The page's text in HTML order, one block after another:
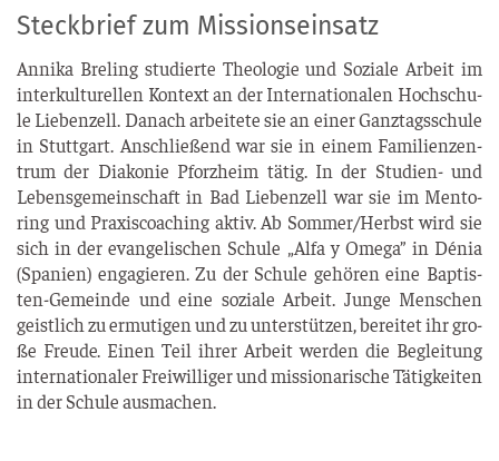
Steckbrief zum Missionseinsatz
Anni­ka Bre­li­ng stu­dier­te Theo­lo­gie und Sozia­le Arbeit im
inter­kul­tu­rel­len Kon­text an der Inter­na­tio­na­len Hoch­schu­
le Lie­ben­zell. Danach arbei­te­te sie an einer Ganz­tags­schu­le
in Stutt­gart. Anschlie­ßend war sie in einem Fami­li­en­zen­
trum der Dia­ko­nie Pforz­heim tätig. In der Stu­di­en- und
Lebens­ge­mein­schaft in Bad Lie­ben­zell war sie im Men­to­
ring und Pra­xis­coa­ching aktiv. Ab Sommer/Herbst wird sie
sich in der evan­ge­li­schen Schu­le „Alfa y Ome­ga” in Dénia
(Spa­ni­en) enga­gie­ren. Zu der Schu­le gehö­ren eine Bap­tis­
ten-Gemein­de und eine sozia­le Arbeit. Jun­ge Men­schen
geist­lich zu ermu­ti­gen und zu unter­stüt­zen, berei­tet ihr gro­
ße Freu­de. Einen Teil ihrer Arbeit wer­den die Beglei­tung
inter­na­tio­na­ler Frei­wil­li­ger und mis­sio­na­ri­sche Tätig­kei­ten
in der Schu­le ausmachen.